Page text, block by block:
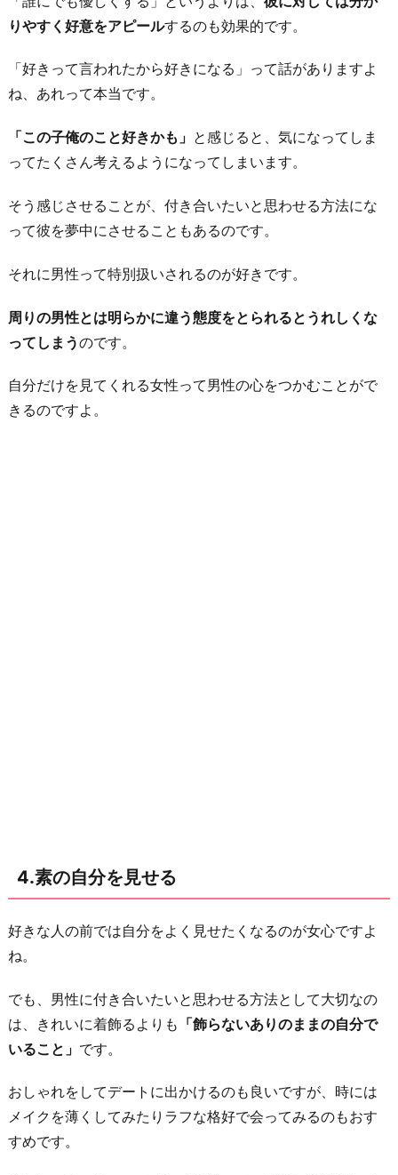
チ
る
お
り
に
りやすく好意をアピールするのも効果的です。
「好きって言われたから好きになる」って話がありますよ
ね、あれって本当です。
「この子俺のこと好きかも」 と感じると、気になってしま
ってたくさん考えるようになってしまいます。
そう感じさせることが、付き合いたいと思わせる方法にな
って彼を夢中にさせることもあるのです。
それに男性って特別扱いされるのが好きです。
周りの男性とは明らかに違う態度をとられるとうれしくな
ってしまうのです。
自分だけを見てくれる女性って男性の心をつかむことがで
きるのですよ。
4.素の自分を見せる
好きな人の前では自分をよく見せたくなるのが女心ですよ
ね。
でも、男性に付き合いたいと思わせる方法として大切なの
は、きれいに着飾るよりも 「飾らないありのままの自分で
いること」 です。
おしゃれをしてデートに出かけるのも良いですが、時には
メイクを薄くしてみたりラフな格好で会ってみるのもおす
すめです。